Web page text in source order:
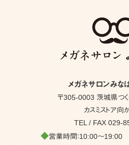
メガネサロンみな
〒305-0003 茨城県つ
カスミストア向
TEL / FAX 029-
◆営業時間：10:00～19:00